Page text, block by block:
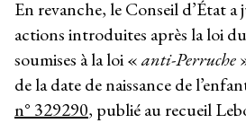
En revanche, le Conseil d’État a
actions introduites après la loi
soumises à la loi «anti-Perruche
de la date de naissance de
n° 329290, publié au recueil